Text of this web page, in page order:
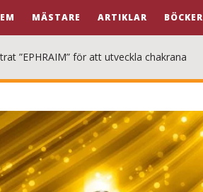
MÄSTARE ARTIKLAR BÖCKER
”EPHRAIM” för att utveckla chakrana